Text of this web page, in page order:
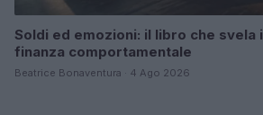
Soldi ed emozioni: il libro che svela
finanza comportamentale
Beatrice Bonaventura · 4 Ago 2026